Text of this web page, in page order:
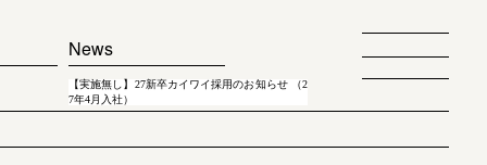
News
【実施無し】27新卒カイワイ採用のお知らせ （2
7年4月入社）